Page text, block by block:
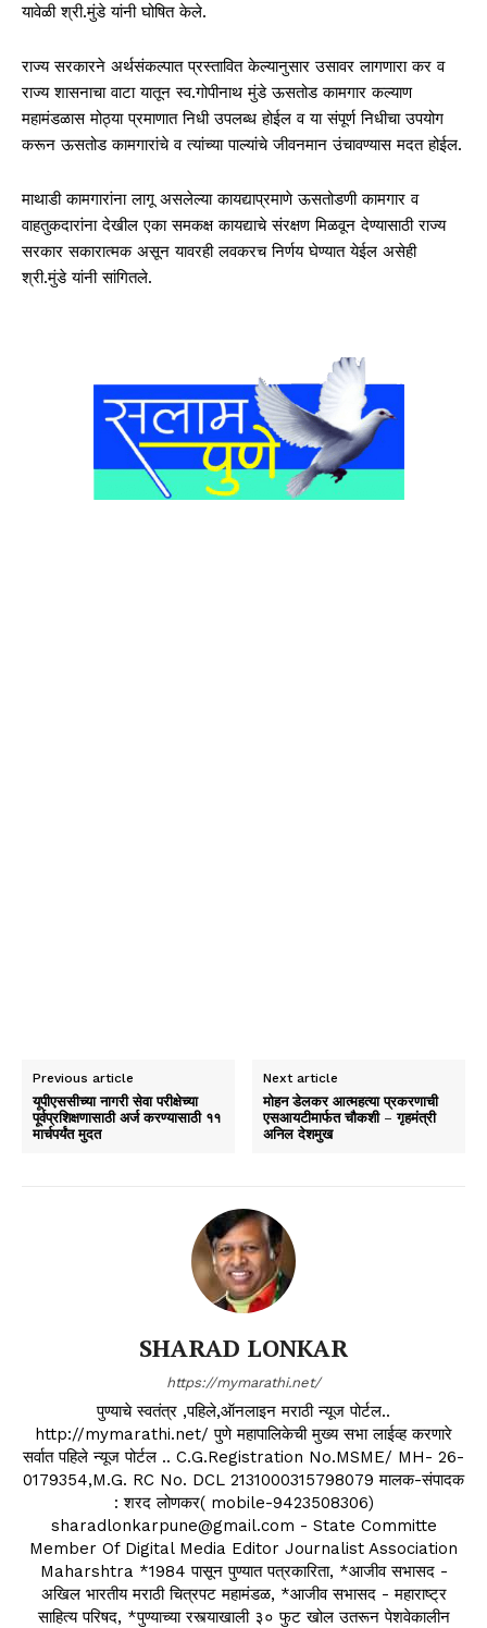
यावेळी श्री.मुंडे यांनी घोषित केले.
राज्य सरकारने अर्थसंकल्पात प्रस्तावित केल्यानुसार उसावर लागणारा कर व
राज्य शासनाचा वाटा यातून स्व.गोपीनाथ मुंडे ऊसतोड कामगार कल्याण
महामंडळास मोठ्या प्रमाणात निधी उपलब्ध होईल व या संपूर्ण निधीचा उपयोग
करून ऊसतोड कामगारांचे व त्यांच्या पाल्यांचे जीवनमान उंचावण्यास मदत होईल.
माथाडी कामगारांना लागू असलेल्या कायद्याप्रमाणे ऊसतोडणी कामगार व
वाहतुकदारांना देखील एका समकक्ष कायद्याचे संरक्षण मिळवून देण्यासाठी राज्य
सरकार सकारात्मक असून यावरही लवकरच निर्णय घेण्यात येईल असेही
श्री.मुंडे यांनी सांगितले.
Previous article
यूपीएससीच्या नागरी सेवा परीक्षेच्या
पूर्वप्रशिक्षणासाठी अर्ज करण्यासाठी ११
मार्चपर्यंत मुदत
Next article
मोहन डेलकर आत्महत्या प्रकरणाची
एसआयटीमार्फत चौकशी – गृहमंत्री
अनिल देशमुख
SHARAD LONKAR
https://mymarathi.net/
पुण्याचे स्वतंत्र ,पहिले,ऑनलाइन मराठी न्यूज पोर्टल..
http://mymarathi.net/ पुणे महापालिकेची मुख्य सभा लाईव्ह करणारे
सर्वात पहिले न्यूज पोर्टल .. C.G.Registration No.MSME/ MH- 26-
0179354,M.G. RC No. DCL 2131000315798079 मालक-संपादक
: शरद लोणकर( mobile-9423508306)
sharadlonkarpune@gmail.com - State Committe
Member Of Digital Media Editor Journalist Association
Maharshtra *1984 पासून पुण्यात पत्रकारिता, *आजीव सभासद -
अखिल भारतीय मराठी चित्रपट महामंडळ, *आजीव सभासद - महाराष्ट्र
साहित्य परिषद, *पुण्याच्या रस्त्याखाली ३० फुट खोल उतरून पेशवेकालीन